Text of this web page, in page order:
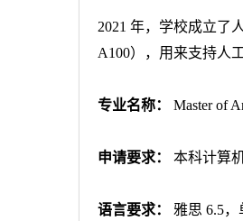
2021 年，学校成立了
A100），用来支持人
专业名称： Master of
申请要求： 本科计算
语言要求： 雅思 6.5，